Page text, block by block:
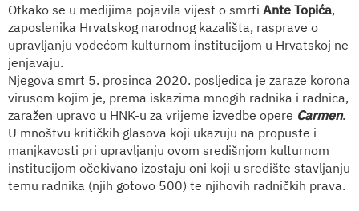
Otkako se u medijima pojavila vijest o smrti Ante Topića,
zaposlenika Hrvatskog narodnog kazališta, rasprave o
upravljanju vodećom kulturnom institucijom u Hrvatskoj ne
jenjavaju.
Njegova smrt 5. prosinca 2020. posljedica je zaraze korona
virusom kojim je, prema iskazima mnogih radnika i radnica,
zaražen upravo u HNK-u za vrijeme izvedbe opere Carmen.
U mnoštvu kritičkih glasova koji ukazuju na propuste i
manjkavosti pri upravljanju ovom središnjom kulturnom
institucijom očekivano izostaju oni koji u središte stavljanju
temu radnika (njih gotovo 500) te njihovih radničkih prava.